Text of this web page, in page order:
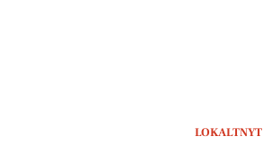
LOKALTNYT